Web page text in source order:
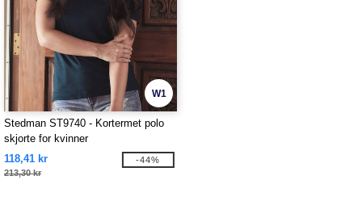
W1
Stedman ST9740 - Kortermet polo
skjorte for kvinner
118,41 kr
213,30 kr
-44%